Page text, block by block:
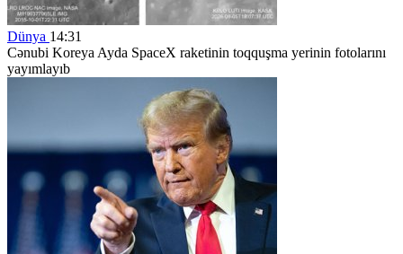
Dünya 14:31
Cənubi Koreya Ayda SpaceX raketinin toqquşma yerinin fotolarını
yayımlayıb